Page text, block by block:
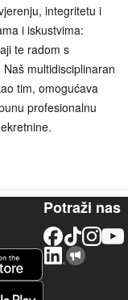
integritetu i
i iskustvima:
te radom s
multidisciplinaran
tim, omogućava
profesionalnu
Potraži nas